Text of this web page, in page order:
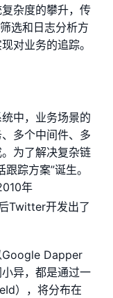
杂度的攀升，传
选和日志分析方
对业务的追踪。
中，业务场景的
多个中间件、多
为了解决复杂链
踪方案”诞生。
年
Twitter开发出了
Google Dapper
异，都是通过一
），将分布在